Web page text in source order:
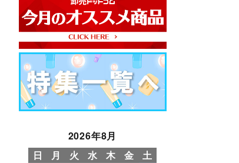
2026年8月
日
月 火 水 木 金
土